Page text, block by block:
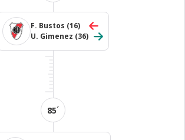
F. Bustos (16)
U. Gimenez (36)
85´